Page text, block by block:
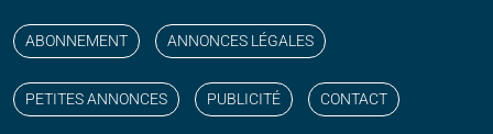
ABONNEMENT ANNONCES LÉGALES
PETITES ANNONCES PUBLICITÉ CONTACT